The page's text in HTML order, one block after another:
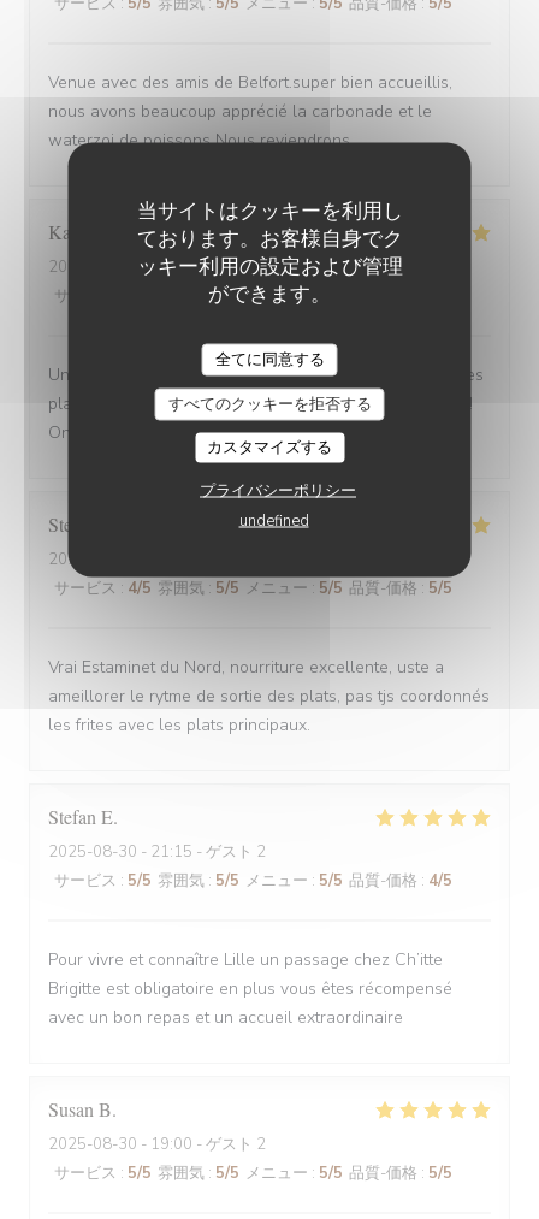
当サイトはクッキーを利用し
ております。お客様自身でク
ッキー利用の設定および管理
ができます。
全てに同意する
すべてのクッキーを拒否する
カスタマイズする
プライバシーポリシー
undefined
Venue avec des amis de Belfort.super bien accueillis,
nous avons beaucoup apprécié la carbonade et le
waterzoi de poissons Nous reviendrons
Karine
2025-08-30
- 21:15 - ゲスト 4
サービス
:5/5 メニュー:
Une adresse a absolument découvrir ! Une ambiance,des
plats tous délicieux,un personnel attentionné et réactif !!
On reviendra....
Stefano
2025-08-30
サービス : 4/5 雰囲気 : 5/5 メニュー : 5/5 品質-価格 : 5/5
Vrai Estaminet du Nord, nourriture excellente, uste a
ameillorer le rytme de sortie des plats, pas tjs coordonnés
les frites avec les plats principaux.
Stefan E
2025-08-30 - 21:15 - ゲスト 2
サービス : 5/5 雰囲気 : 5/5 メニュー : 5/5 品質-価格 : 4/5
Pour vivre et connaître Lille un passage chez Ch’itte
Brigitte est obligatoire en plus vous êtes récompensé
avec un bon repas et un accueil extraordinaire
Susan B
2025-08-30 - 19:00 - ゲスト 2
サービス : 5/5 雰囲気 : 5/5 メニュー : 5/5 品質-価格 : 5/5